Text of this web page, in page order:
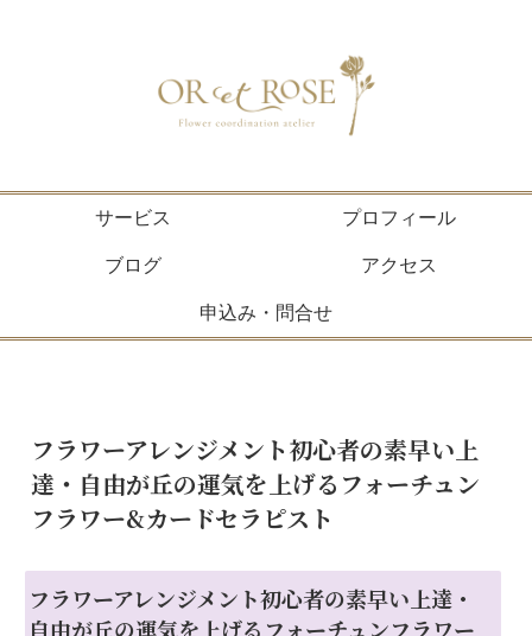
サービス プロフィール
ブログ アクセス
申込み・問合せ
フラワーアレンジメント初心者の素早い上
達・自由が丘の運気を上げるフォーチュン
フラワー&カードセラピスト
フラワーアレンジメント初心者の素早い上達・
自由が丘の運気を上げるフォーチュンフラワー